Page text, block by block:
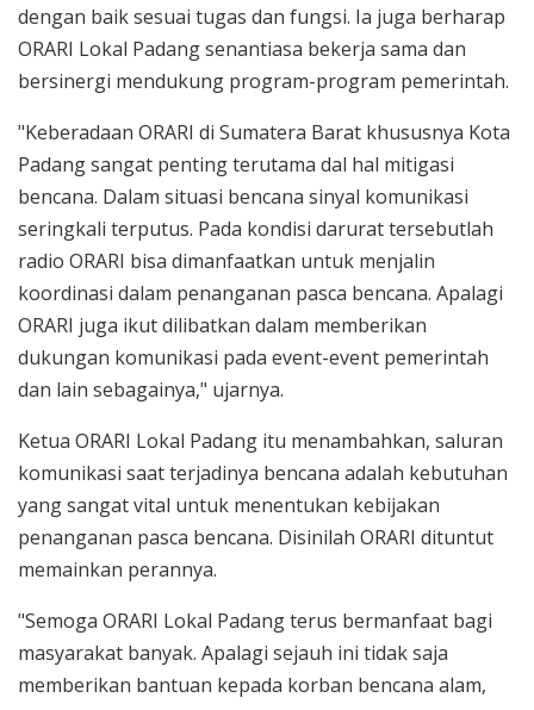
dengan baik sesuai tugas dan fungsi. Ia juga berharap
ORARI Lokal Padang senantiasa bekerja sama dan
bersinergi mendukung program-program pemerintah.
"Keberadaan ORARI di Sumatera Barat khususnya Kota
Padang sangat penting terutama dal hal mitigasi
bencana. Dalam situasi bencana sinyal komunikasi
seringkali terputus. Pada kondisi darurat tersebutlah
radio ORARI bisa dimanfaatkan untuk menjalin
koordinasi dalam penanganan pasca bencana. Apalagi
ORARI juga ikut dilibatkan dalam memberikan
dukungan komunikasi pada event-event pemerintah
dan lain sebagainya," ujarnya.
Ketua ORARI Lokal Padang itu menambahkan, saluran
komunikasi saat terjadinya bencana adalah kebutuhan
yang sangat vital untuk menentukan kebijakan
penanganan pasca bencana. Disinilah ORARI dituntut
memainkan perannya.
"Semoga ORARI Lokal Padang terus bermanfaat bagi
masyarakat banyak. Apalagi sejauh ini tidak saja
memberikan bantuan kepada korban bencana alam,